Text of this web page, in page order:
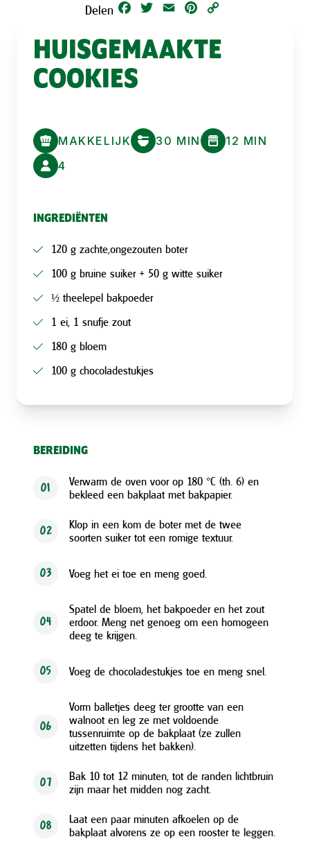
Delen Facebook
Twitter Email Pinterest
HUISGEMAAKTE
COOKIES
MAKKELIJK 30 MIN
12 MIN
4
INGREDIËNTEN
120 g zachte,ongezouten boter
100 g bruine suiker + 50 g witte suiker
½ theelepel bakpoeder
1 ei, 1 snufje zout
180 g bloem
100 g chocoladestukjes
BEREIDING
01
Verwarm de oven voor op 180 °C (th. 6) en
bekleed een bakplaat met bakpapier.
02
Klop in een kom de boter met de twee
soorten suiker tot een romige textuur.
03 Voeg het ei toe en meng goed.
04
Spatel de bloem, het bakpoeder en het zout
erdoor. Meng net genoeg om een homogeen
deeg te krijgen.
05 Voeg de chocoladestukjes toe en meng snel.
06
Vorm balletjes deeg ter grootte van een
walnoot en leg ze met voldoende
tussenruimte op de bakplaat (ze zullen
uitzetten tijdens het bakken).
07
Bak 10 tot 12 minuten, tot de randen lichtbruin
zijn maar het midden nog zacht.
08
Laat een paar minuten afkoelen op de
bakplaat alvorens ze op een rooster te leggen.